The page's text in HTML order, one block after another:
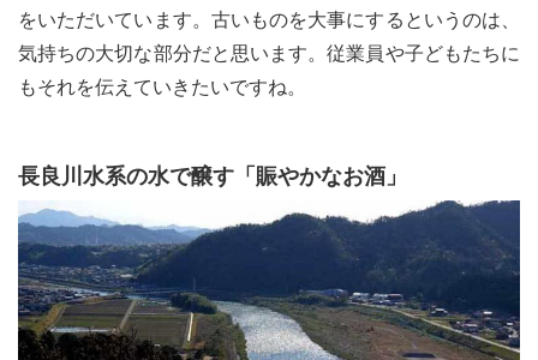
をいただいています。古いものを大事にするというのは、
気持ちの大切な部分だと思います。従業員や子どもたちに
もそれを伝えていきたいですね。
長良川水系の水で醸す「賑やかなお酒」